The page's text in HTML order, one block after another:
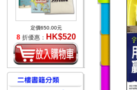
定價650.00元
8 折優惠： HK$520